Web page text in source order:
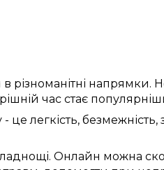
в різноманітні напрямки.
час стає
- целегкість, безмежність,
. Онлайн можна